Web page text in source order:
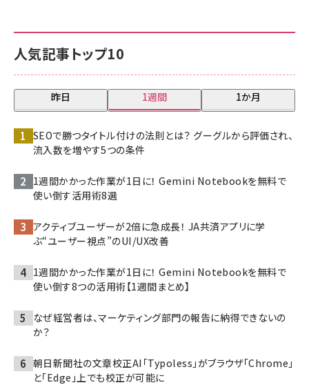
人気記事トップ10
昨日 1週間 1か月
SEOで勝つタイトル付けの法則とは？ グーグルから評価され、
流入数を増やす5つの条件
1週間かかった作業が1日に！ Gemini Notebookを無料で
使い倒す活用術8選
アクティブユーザーが2倍に急成長！ JA共済アプリに学
ぶ“ユーザー視点”のUI/UX改善
1週間かかった作業が1日に！ Gemini Notebookを無料で
使い倒す8つの活用術【1週間まとめ】
なぜ経営者は、マーケティング部門の報告に納得できないの
か？
朝日新聞社の文章校正AI「Typoless」がブラウザ「Chrome」
と「Edge」上でも校正が可能に